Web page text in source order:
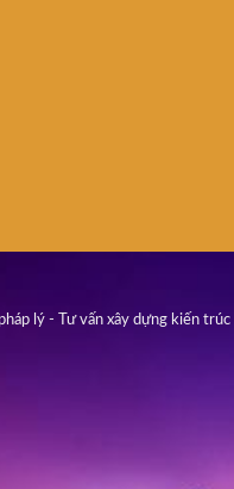
lý - Tư vấn xây dựng kiến trúc